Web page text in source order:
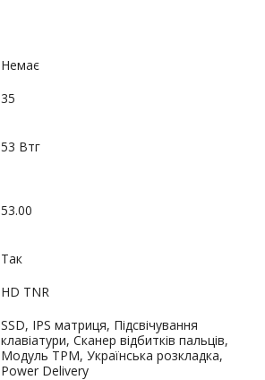
Немає
35
53 Втг
53.00
Так
HD TNR
SSD, IPS матриця, Підсвічування
клавіатури, Сканер відбитків пальців,
Модуль TPM, Українська розкладка,
Power Delivery